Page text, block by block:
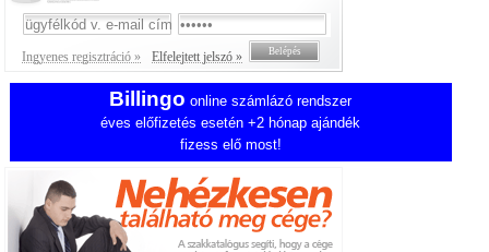
Ingyenes regisztráció » Elfelejtett jelszó »
Billingo online számlázó rendszer
éves előfizetés esetén +2 hónap ajándék
fizess elő most!